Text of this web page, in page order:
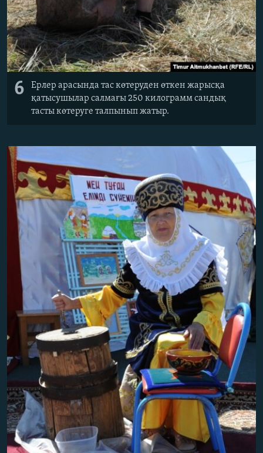
6
Ерлер арасында тас көтеруден өткен жарысқа
қатысушылар салмағы 250 килограмм сандық
тасты көтеруге талпынып жатыр.